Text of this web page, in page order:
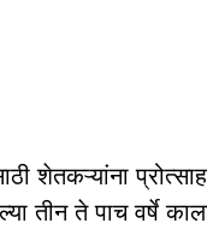
शेतकऱ्यांना
तीन ते पाच वर्षे